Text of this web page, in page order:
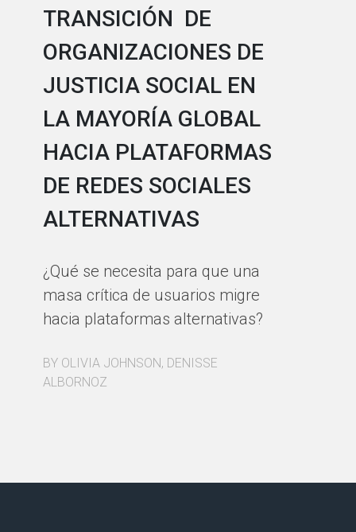
TRANSICIÓN DE
ORGANIZACIONES DE
JUSTICIA SOCIAL EN
LA MAYORÍA GLOBAL
HACIA PLATAFORMAS
DE REDES SOCIALES
ALTERNATIVAS
¿Qué se necesita para que una
masa crítica de usuarios migre
hacia plataformas alternativas?
BY OLIVIA JOHNSON, DENISSE
ALBORNOZ